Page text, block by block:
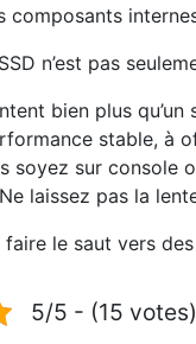
composants
n’est pas
bien plus
stable, à
soyez sur console
laissez pas la
le saut vers
5/5 - (15 votes)